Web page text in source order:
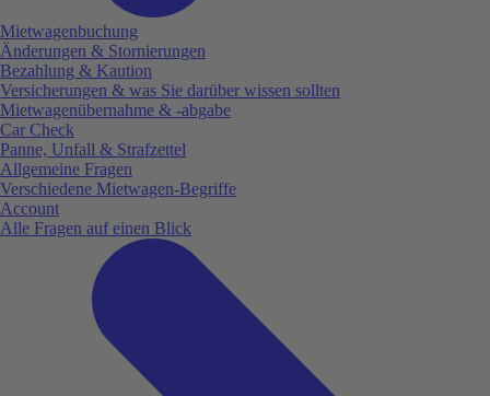
Mietwagenbuchung
Änderungen & Stornierungen
Bezahlung & Kaution
Versicherungen & was Sie darüber wissen sollten
Mietwagenübernahme & -abgabe
Car Check
Panne, Unfall & Strafzettel
Allgemeine Fragen
Verschiedene Mietwagen-Begriffe
Account
Alle Fragen auf einen Blick